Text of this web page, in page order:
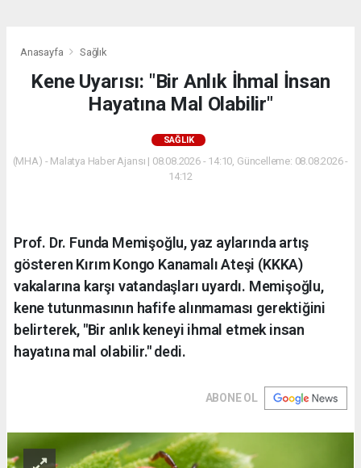
Anasayfa Sağlık
Kene Uyarısı: "Bir Anlık İhmal İnsan
Hayatına Mal Olabilir"
SAĞLIK
(MHA) - Malatya Haber Ajansı | 08.08.2026 - 14:10, Güncelleme: 08.08.2026 -
14:12
Prof. Dr. Funda Memişoğlu, yaz aylarında artış
gösteren Kırım Kongo Kanamalı Ateşi (KKKA)
vakalarına karşı vatandaşları uyardı. Memişoğlu,
kene tutunmasının hafife alınmaması gerektiğini
belirterek, "Bir anlık keneyi ihmal etmek insan
hayatına mal olabilir." dedi.
ABONE OL